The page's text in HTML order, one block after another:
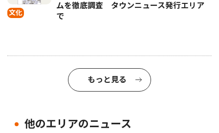
文化
ムを徹底調査 タウンニュース発行エリア
で
もっと見る
他のエリアのニュース